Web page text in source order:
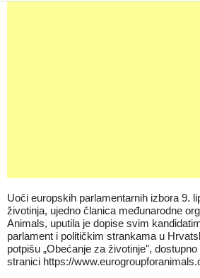
Uoči europskih parlamentarnih izbora 9.
životinja, ujedno članica međunarodne
Animals, uputila je dopise svim
parlament i političkim strankama u
potpišu „Obećanje za životinje", dostupno
stranici https://